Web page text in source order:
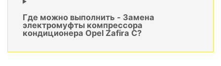
Где можно выполнить - Замена
электромуфты компрессора
кондиционера Opel Zafira C?